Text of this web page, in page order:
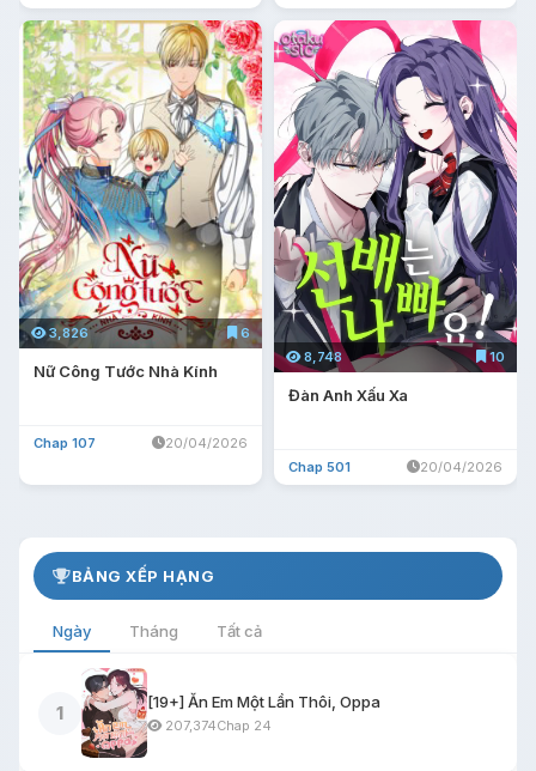
3,826 6
Nữ Công Tước Nhà Kính
Chap 107 20/04/2026
8,748 10
Đàn Anh Xấu Xa
Chap 501 20/04/2026
BẢNG XẾP HẠNG
Ngày Tháng Tất cả
1
[19+] Ăn Em Một Lần Thôi, Oppa
207,374Chap 24